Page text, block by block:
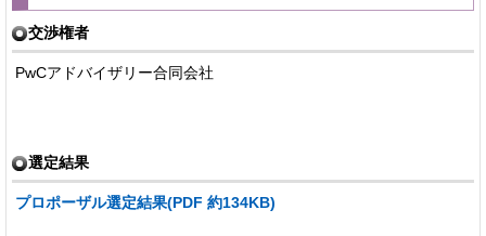
交渉権者
PwCアドバイザリー合同会社
選定結果
プロポーザル選定結果(PDF 約134KB)